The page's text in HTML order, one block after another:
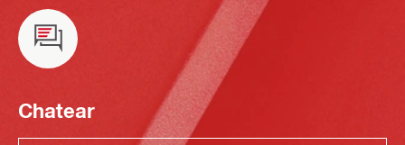
Chatear